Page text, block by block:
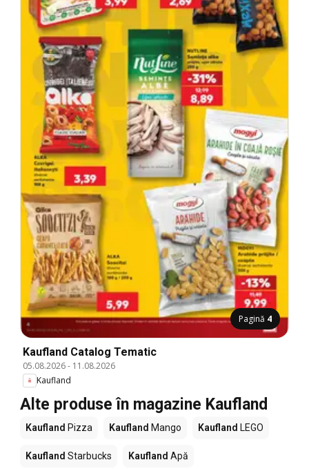
Pagină 4
Kaufland Catalog Tematic
05.08.2026- 11.08.2026
Kaufland
Alte produse în magazine Kaufland
Kaufland Pizza Kaufland Mango Kaufland LEGO
Kaufland Starbucks Kaufland Apă